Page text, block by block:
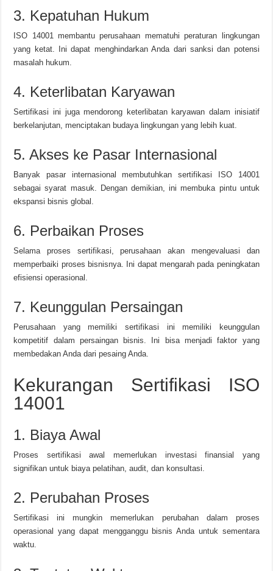
3. Kepatuhan Hukum
ISO 14001 membantu perusahaan mematuhi peraturan lingkungan
yang ketat. Ini dapat menghindarkan Anda dari sanksi dan potensi
masalah hukum.
4. Keterlibatan Karyawan
Sertifikasi ini juga mendorong keterlibatan karyawan dalam inisiatif
berkelanjutan, menciptakan budaya lingkungan yang lebih kuat.
5. Akses ke Pasar Internasional
Banyak pasar internasional membutuhkan sertifikasi ISO 14001
sebagai syarat masuk. Dengan demikian, ini membuka pintu untuk
ekspansi bisnis global.
6. Perbaikan Proses
Selama proses sertifikasi, perusahaan akan mengevaluasi dan
memperbaiki proses bisnisnya. Ini dapat mengarah pada peningkatan
efisiensi operasional.
7. Keunggulan Persaingan
Perusahaan yang memiliki sertifikasi ini memiliki keunggulan
kompetitif dalam persaingan bisnis. Ini bisa menjadi faktor yang
membedakan Anda dari pesaing Anda.
Kekurangan Sertifikasi ISO
14001
1. Biaya Awal
Proses sertifikasi awal memerlukan investasi finansial yang
signifikan untuk biaya pelatihan, audit, dan konsultasi.
2. Perubahan Proses
Sertifikasi ini mungkin memerlukan perubahan dalam proses
operasional yang dapat mengganggu bisnis Anda untuk sementara
waktu.